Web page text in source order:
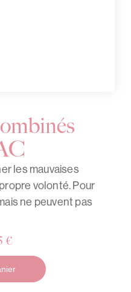
les mauvaises
volonté. Pour
ne peuvent pas
€